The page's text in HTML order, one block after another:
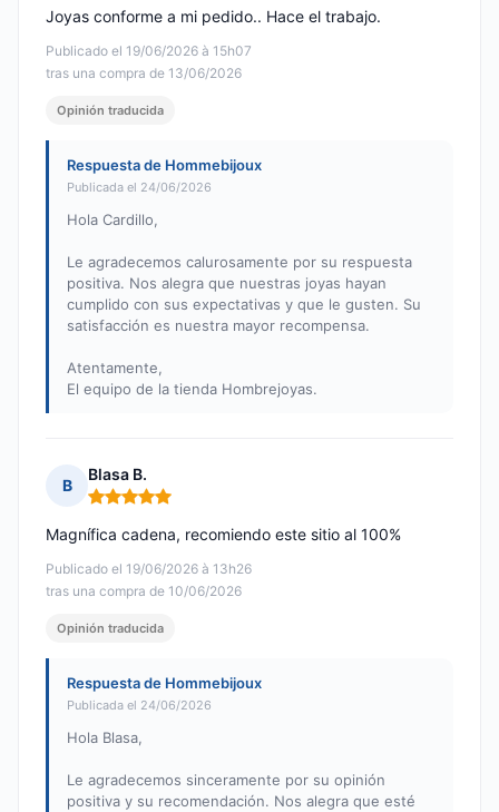
Publicado el 19/06/2026 à 15h07
tras una compra de 13/06/2026
Joyas conforme a mi pedido.. Hace el trabajo.
Opinión traducida
Respuesta de Hommebijoux
Publicada el 24/06/2026
Hola Cardillo,
Le agradecemos calurosamente por su respuesta
positiva. Nos alegra que nuestras joyas hayan
cumplido con sus expectativas y que le gusten. Su
satisfacción es nuestra mayor recompensa.
Atentamente,
El equipo de la tienda Hombrejoyas.
B
Blasa B.
Nota: 5 de 5
Publicado el 19/06/2026 à 13h26
tras una compra de 10/06/2026
Magnífica cadena, recomiendo este sitio al 100%
Opinión traducida
Respuesta de Hommebijoux
Publicada el 24/06/2026
Hola Blasa,
Le agradecemos sinceramente por su opinión
positiva y su recomendación. Nos alegra que esté